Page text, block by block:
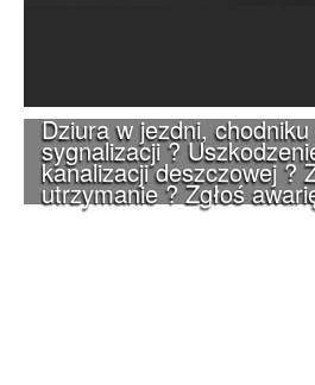
Dziura w jezdni,
sygnalizacji ?
kanalizacji deszczowej ?
utrzymanie ? Zgłoś